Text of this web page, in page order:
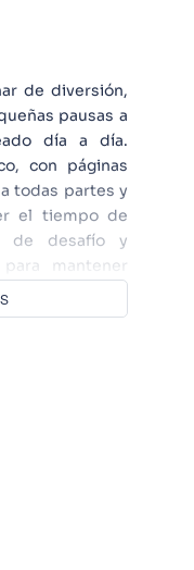
de diversión,
pausas a
día a día.
con páginas
todas partes y
el tiempo de
de desafío y
mantener
Sudokus,
y Pasatiempos
para regalar o
momento y